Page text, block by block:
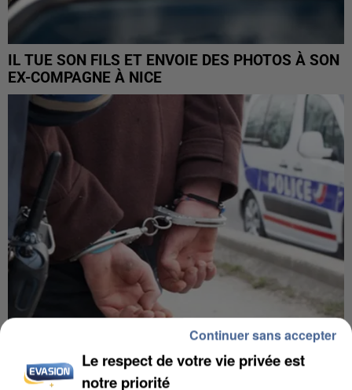
IL TUE SON FILS ET ENVOIE DES PHOTOS À SON
EX-COMPAGNE À NICE
L’UN DES FONDATEURS SUPPOSÉS DE LA DZ
MAFIA INTERPELLÉ EN ALGÉRIE
Le respect de votre vie privée est
notre priorité
Continuer sans accepter